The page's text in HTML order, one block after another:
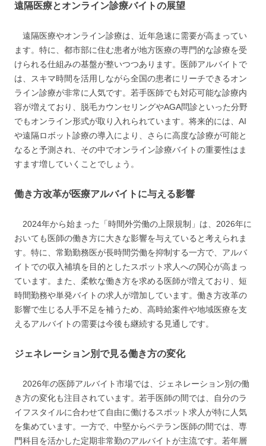
遠隔医療とオンライン診療バイトの展望
遠隔医療やオンライン診療は、近年急速に需要が高まってい
ます。特に、都市部に住む患者が地方医療の専門的な診療を受
けられる仕組みの基盤が整いつつあります。医師アルバイトで
は、スキマ時間を活用しながら全国の患者にリーチできるオン
ライン診療が非常に人気です。若手医師でも対応可能な診療内
容が増えており、脱毛カウンセリングやAGA問診といった分野
でもオンライン形式が取り入れられています。将来的には、AI
や遠隔ロボット診療の導入により、さらに高度な診療が可能と
なると予測され、その中でオンライン診療バイトの重要性はま
すます増していくことでしょう。
働き方改革が医療アルバイトに与える影響
2024年から始まった「時間外労働の上限規制」は、2026年に
おいても医師の働き方に大きな影響を与えていると考えられま
す。特に、常勤勤務医が長時間労働を抑制する一方で、アルバ
イトでの収入補填を目的としたスポット求人への関心が高まっ
ています。また、柔軟な働き方を求める医師が増えており、短
時間勤務や単発バイトの求人が増加しています。働き方改革の
影響で生じる人手不足を補うため、高時給案件や地域医療を支
えるアルバイトの需要は今後も継続する見通しです。
ジェネレーション別で見る働き方の変化
2026年の医師アルバイト市場では、ジェネレーション別の働
き方の変化も注目されています。若手医師の間では、自分のラ
イフスタイルに合わせて自由に働けるスポット求人が特に人気
を集めています。一方で、中堅からベテラン医師の間では、専
門科目を活かした定期非常勤のアルバイトが主流です。若年層